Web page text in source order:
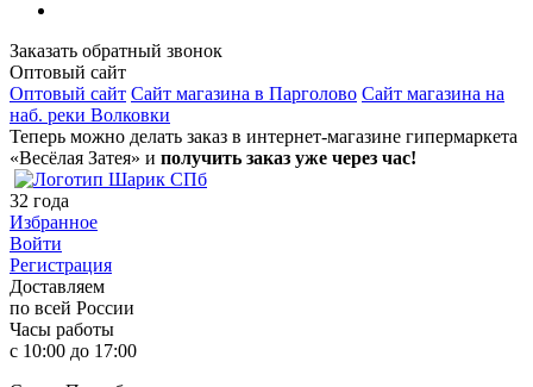
Заказать обратный звонок
Оптовый сайт
Оптовый сайт Сайт магазина в Парголово Сайт магазина на
наб. реки Волковки
Теперь можно делать заказ в интернет-магазине гипермаркета
«Весёлая Затея» и получить заказ уже через час!
32 года
Избранное
Войти
Регистрация
Доставляем
по всей России
Часы работы
с 10:00 до 17:00